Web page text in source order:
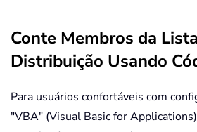
Conte Membros da
Distribuição Usando
Para usuários confortáveis com
"VBA" (Visual Basic for